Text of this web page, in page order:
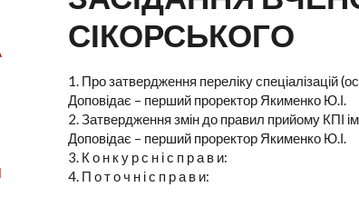
СІКОРСЬКОГО
1. Про затвердження переліку спеціалізацій
Доповідає – перший проректор Якименко Ю.І.
2. Затвердження змін до правил прийому КПІ
Доповідає – перший проректор Якименко Ю.І.
3. К о н к у р с н і с п р а в и:
4. П о т о ч н і с п р а в и: